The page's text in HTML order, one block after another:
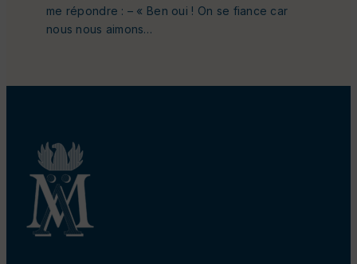
me répondre : – « Ben oui ! On se fiance car
nous nous aimons…